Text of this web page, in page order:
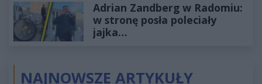
złotych
Adrian Zandberg w Radomiu:
w stronę posła poleciały
jajka…
NAJNOWSZE ARTYKUŁY